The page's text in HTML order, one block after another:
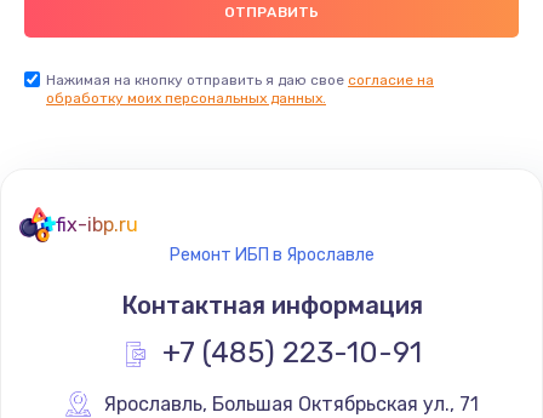
Нажимая на кнопку отправить я даю свое согласие на
обработку моих персональных данных.
fix-ibp.ru
Ремонт ИБП в Ярославле
Контактная информация
+7 (485) 223-10-91
Ярославль, Большая Октябрьская ул., 71